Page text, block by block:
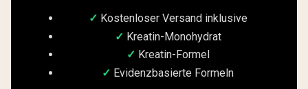
Kostenloser Versand inklusive
Kreatin-Monohydrat
Kreatin-Formel
Evidenzbasierte Formeln